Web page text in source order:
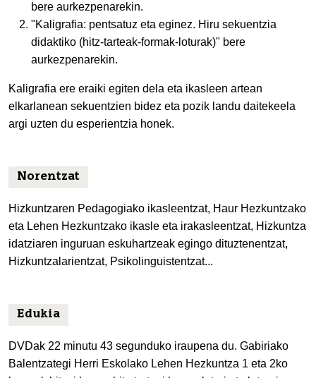
bere aurkezpenarekin.
"Kaligrafia: pentsatuz eta eginez. Hiru sekuentzia
didaktiko (hitz-tarteak-formak-loturak)" bere
aurkezpenarekin.
Kaligrafia ere eraiki egiten dela eta ikasleen artean
elkarlanean sekuentzien bidez eta pozik landu daitekeela
argi uzten du esperientzia honek.
Norentzat
Hizkuntzaren Pedagogiako ikasleentzat, Haur Hezkuntzako
eta Lehen Hezkuntzako ikasle eta irakasleentzat, Hizkuntza
idatziaren inguruan eskuhartzeak egingo dituztenentzat,
Hizkuntzalarientzat, Psikolinguistentzat...
Edukia
DVDak 22 minutu 43 segunduko iraupena du. Gabiriako
Balentzategi Herri Eskolako Lehen Hezkuntza 1 eta 2ko